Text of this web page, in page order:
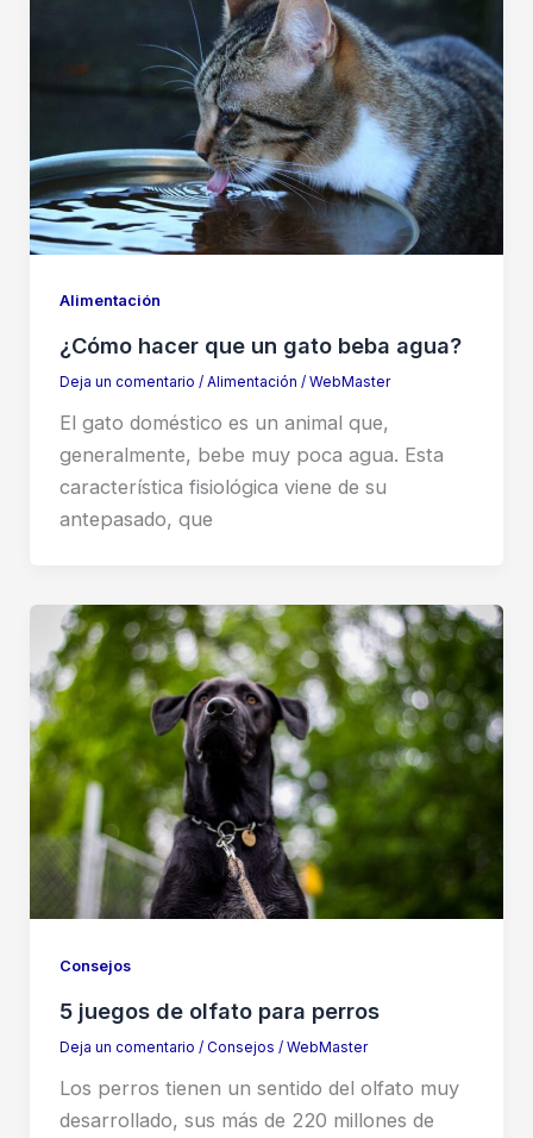
Alimentación
¿Cómo hacer que un gato beba agua?
Deja un comentario / Alimentación / WebMaster
El gato doméstico es un animal que,
generalmente, bebe muy poca agua. Esta
característica fisiológica viene de su
antepasado, que
Consejos
5 juegos de olfato para perros
Deja un comentario / Consejos / WebMaster
Los perros tienen un sentido del olfato muy
desarrollado, sus más de 220 millones de